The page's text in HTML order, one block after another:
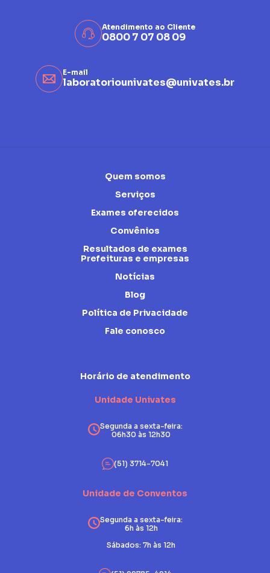
Atendimento ao Cliente
0800 7 07 08 09
E-mail
laboratoriounivates@univates.br
Quem somos
Serviços
Exames oferecidos
Convênios
Resultados de exames
Prefeituras e empresas
Notícias
Blog
Política de Privacidade
Fale conosco
Horário de atendimento
Unidade Univates
Segunda a sexta-feira:
06h30 às 12h30
(51) 3714-7041
Unidade de Conventos
Segunda a sexta-feira:
6h às 12h
Sábados: 7h às 12h